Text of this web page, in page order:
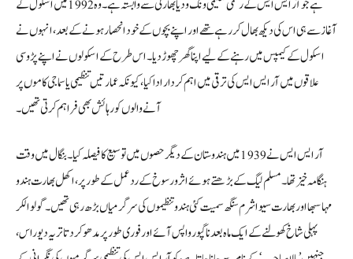
ہے جو آر ایس ایس کے رسمی تعلیمی ونگ ودیا بھارتی سے وابستہ ہے۔ وہ 1992 میں اسکول کے
آغاز سے ہی اس کی دیکھ بھال کر رہے تھے اور اپنے بچوں کے خود انحصار ہونے کے بعد، انہوں نے
اسکول کے کیمپس میں رہنے کے لیے اپنا گھر چھوڑ دیا۔ اس طرح کے اسکولوں نے اپنے پڑوسی
علاقوں میں آر ایس ایس کی ترقی میں اہم کردار ادا کیا، کیونکہ عمارتیں تنظیمی یا سماجی کاموں پر
آنے والوں کو رہائش بھی فراہم کرتی تھیں۔
آر ایس ایس نے 1939 میں ہندوستان کے دیگر حصوں میں توسیع کا فیصلہ کیا۔ بنگال میں وقت
ہنگامہ خیز تھا۔ مسلم لیگ کے بڑھتے ہوئے اثر و رسوخ کے ردعمل کے طور پر، اکھل بھارت ہندو
مہاسبھا اور بھارت سیواشرم سنگھ سمیت کئی ہندو تنظیموں کی سرگرمیاں بڑھ رہی تھیں۔ گولوالکر
پہلی شاخ کھولنے کے ایک ماہ بعد ناگپور واپس آئے اور فوری طور پر مدھوکر دتاتریہ دیوراس،